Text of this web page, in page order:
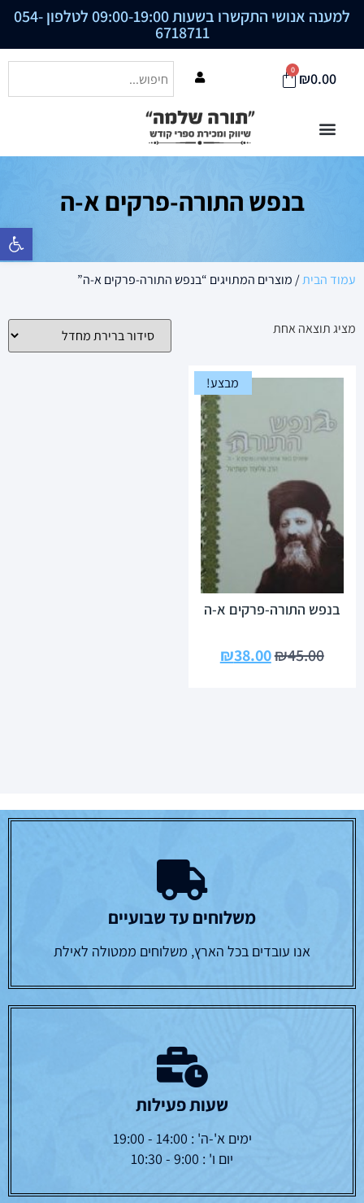
פתח סרגל
למענה אנושי התקשרו בשעות 09:00-19:00 לטלפון 054-
6718711
₪0.00
0
בנפש התורה-פרקים א-ה
עמוד הבית/ מוצרים המתויגים “בנפש התורה-פרקים א-ה”
מציג תוצאה אחת
מבצע!
בנפש התורה-פרקים א-ה
₪45.00
₪38.00
משלוחים עד שבועיים
אנו עובדים בכל הארץ, משלוחים ממטולה לאילת
שעות פעילות
ימים א'-ה' : 14:00 - 19:00
יום ו' : 9:00 - 10:30